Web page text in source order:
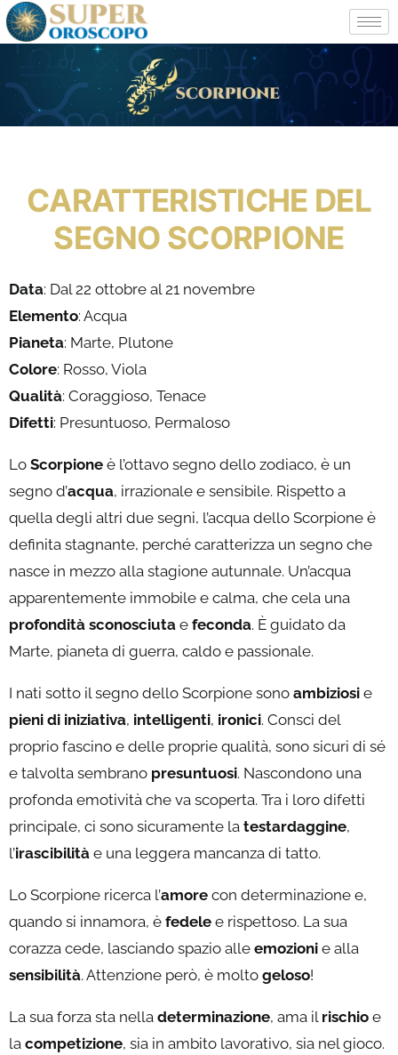
CARATTERISTICHE DEL
SEGNO SCORPIONE
Data: Dal 22 ottobre al 21 novembre
Elemento: Acqua
Pianeta: Marte, Plutone
Colore: Rosso, Viola
Qualità: Coraggioso, Tenace
Difetti: Presuntuoso, Permaloso
Lo Scorpione è l’ottavo segno dello zodiaco, è un
segno d’acqua, irrazionale e sensibile. Rispetto a
quella degli altri due segni, l’acqua dello Scorpione è
definita stagnante, perché caratterizza un segno che
nasce in mezzo alla stagione autunnale. Un’acqua
apparentemente immobile e calma, che cela una
profondità sconosciuta e feconda. È guidato da
Marte, pianeta di guerra, caldo e passionale.
I nati sotto il segno dello Scorpione sono ambiziosi e
pieni di iniziativa, intelligenti, ironici. Consci del
proprio fascino e delle proprie qualità, sono sicuri di sé
e talvolta sembrano presuntuosi. Nascondono una
profonda emotività che va scoperta. Tra i loro difetti
principale, ci sono sicuramente la testardaggine,
l’irascibilità e una leggera mancanza di tatto.
Lo Scorpione ricerca l’amore con determinazione e,
quando si innamora, è fedele e rispettoso. La sua
corazza cede, lasciando spazio alle emozioni e alla
sensibilità. Attenzione però, è molto geloso!
La sua forza sta nella determinazione, ama il rischio e
la competizione, sia in ambito lavorativo, sia nel gioco.